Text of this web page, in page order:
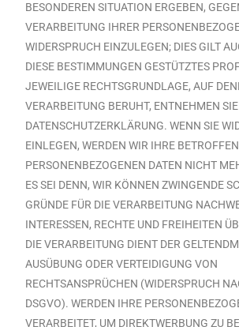
BESONDEREN SITUATION ERGEBEN,
VERARBEITUNG IHRER
WIDERSPRUCH EINZULEGEN; DIES GILT
DIESE BESTIMMUNGEN GESTÜTZTES
JEWEILIGE RECHTSGRUNDLAGE, AUF
VERARBEITUNG BERUHT, ENTNEHMEN SIE
DATENSCHUTZERKLÄRUNG. WENN SIE
EINLEGEN, WERDEN WIR IHRE
PERSONENBEZOGENEN DATEN NICHT
ES SEI DENN, WIR KÖNNEN ZWINGENDE
GRÜNDE FÜR DIE VERARBEITUNG
INTERESSEN, RECHTE UND FREIHEITEN
DIE VERARBEITUNG DIENT DER
AUSÜBUNG ODER VERTEIDIGUNG VON
RECHTSANSPRÜCHEN (WIDERSPRUCH
DSGVO). WERDEN IHRE
VERARBEITET, UM DIREKTWERBUNG ZU